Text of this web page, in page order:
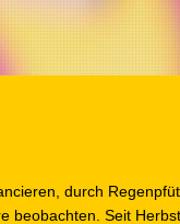
durch
beobachten. Seit